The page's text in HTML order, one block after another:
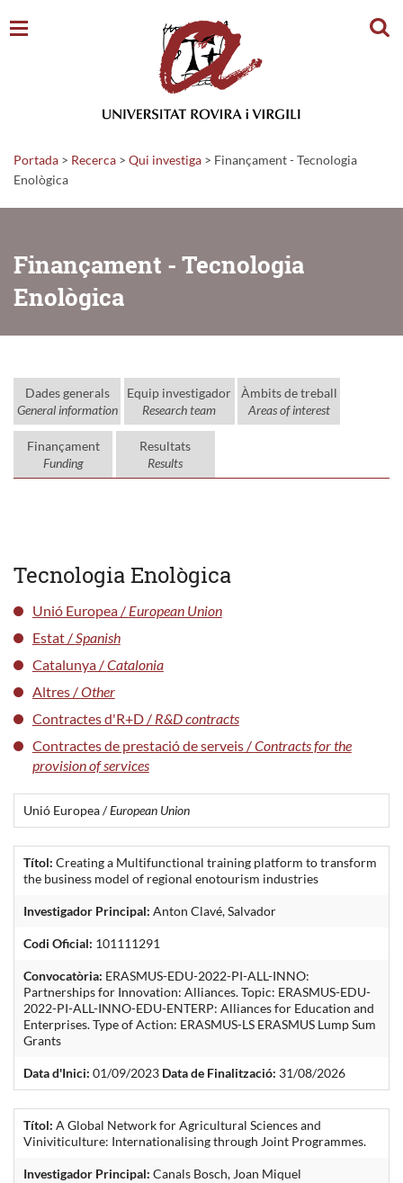
Portada > Recerca > Qui investiga > Finançament - Tecnologia
Enològica
Finançament - Tecnologia
Enològica
Dades generals
General information
Equip investigador
Research team
Àmbits de treball
Areas of interest
Finançament
Funding
Resultats
Results
Tecnologia Enològica
Unió Europea / European Union
Estat / Spanish
Catalunya /Catalonia
Altres /Other
Contractes d'R+D / R&D contracts
Contractes de prestació de serveis /Contracts for the
provision of services
Unió Europea /European Union
Títol: Creating a Multifunctional training platform to transform
the business model of regional enotourism industries
Investigador Principal: Anton Clavé, Salvador
Codi Oficial: 101111291
Convocatòria: ERASMUS-EDU-2022-PI-ALL-INNO:
Partnerships for Innovation: Alliances. Topic: ERASMUS-EDU-
2022-PI-ALL-INNO-EDU-ENTERP: Alliances for Education and
Enterprises. Type of Action: ERASMUS-LS ERASMUS Lump Sum
Grants
Data d'Inici: 01/09/2023 Data de Finalització: 31/08/2026
Títol: A Global Network for Agricultural Sciences and
Viniviticulture: Internationalising through Joint Programmes.
Investigador Principal: Canals Bosch, Joan Miquel